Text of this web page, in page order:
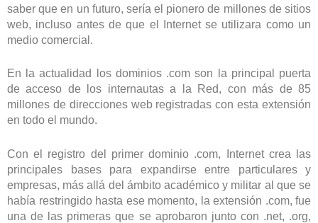
saber que en un futuro, sería el pionero de millones de sitios
web, incluso antes de que el Internet se utilizara como un
medio comercial.
En la actualidad los dominios .com son la principal puerta
de acceso de los internautas a la Red, con más de 85
millones de direcciones web registradas con esta extensión
en todo el mundo.
Con el registro del primer dominio .com, Internet crea las
principales bases para expandirse entre particulares y
empresas, más allá del ámbito académico y militar al que se
había restringido hasta ese momento, a extensión .com, fue
una de las primeras que se aprobaron junto con .net, .org,